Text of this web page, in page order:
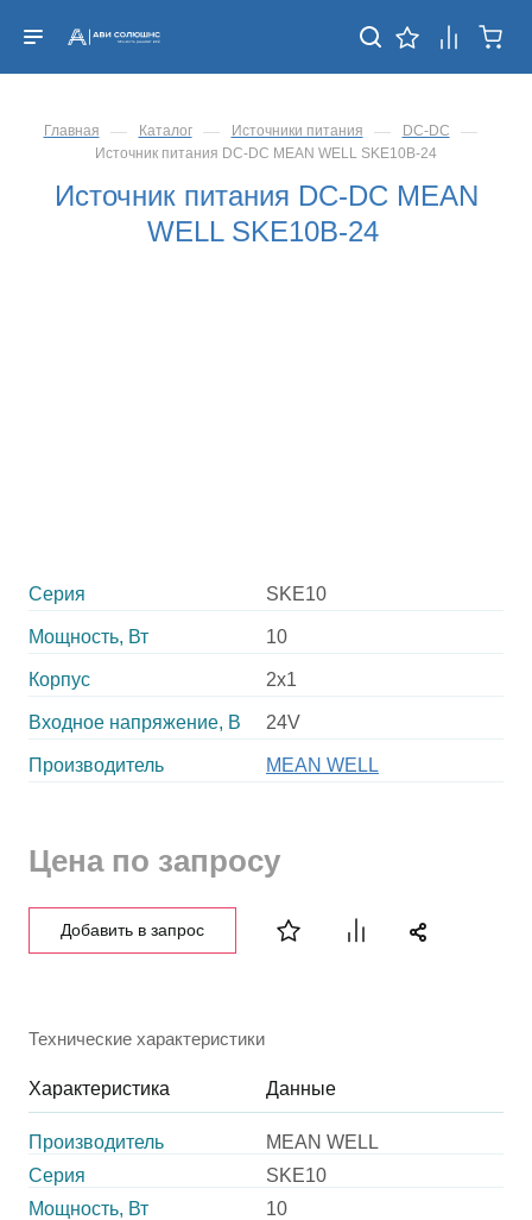
Главная — Каталог — Источники питания — DC-DC —
Источник питания DC-DC MEAN WELL SKE10B-24
Источник питания DC-DC MEAN
WELL SKE10B-24
Серия SKE10
Мощность, Вт 10
Корпус 2x1
Входное напряжение, В 24V
Производитель MEAN WELL
Цена по запросу
Добавить в запрос
Технические характеристики
Характеристика Данные
Производитель
MEAN WELL
Серия
SKE10
Мощность, Вт
10